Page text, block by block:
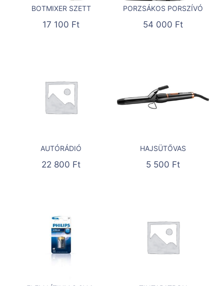
BOTMIXER SZETT
17 100 Ft
PORZSÁKOS PORSZÍVÓ
54 000 Ft
AUTÓRÁDIÓ
22 800 Ft
HAJSÜTŐVAS
5 500 Ft